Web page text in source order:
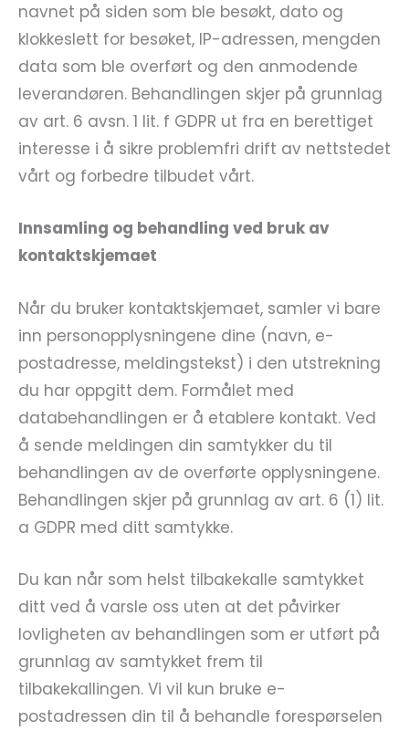
navnet på siden som ble besøkt, dato og
klokkeslett for besøket, IP-adressen, mengden
data som ble overført og den anmodende
leverandøren. Behandlingen skjer på grunnlag
av art. 6 avsn. 1 lit. f GDPR ut fra en berettiget
interesse i å sikre problemfri drift av nettstedet
vårt og forbedre tilbudet vårt.
Innsamling og behandling ved bruk av
kontaktskjemaet
Når du bruker kontaktskjemaet, samler vi bare
inn personopplysningene dine (navn, e-
postadresse, meldingstekst) i den utstrekning
du har oppgitt dem. Formålet med
databehandlingen er å etablere kontakt. Ved
å sende meldingen din samtykker du til
behandlingen av de overførte opplysningene.
Behandlingen skjer på grunnlag av art. 6 (1) lit.
a GDPR med ditt samtykke.
Du kan når som helst tilbakekalle samtykket
ditt ved å varsle oss uten at det påvirker
lovligheten av behandlingen som er utført på
grunnlag av samtykket frem til
tilbakekallingen. Vi vil kun bruke e-
postadressen din til å behandle forespørselen